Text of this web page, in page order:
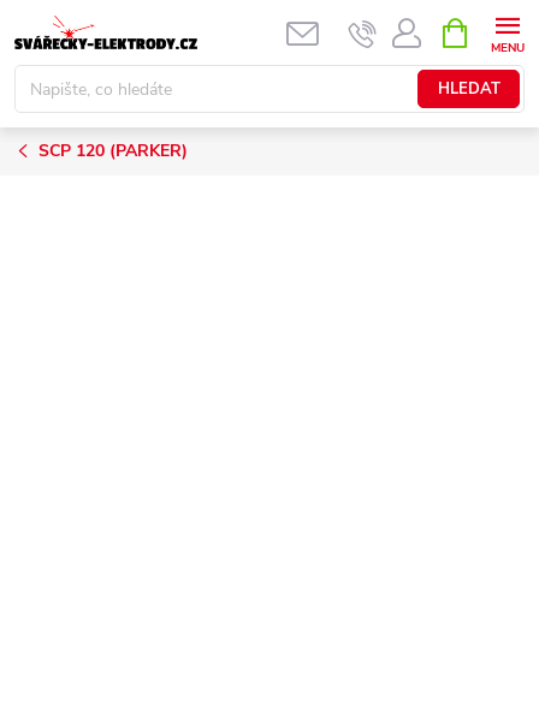
na
obsah
HLEDAT
NÁKUPNÍ
KOŠÍK
SCP 120 (PARKER)